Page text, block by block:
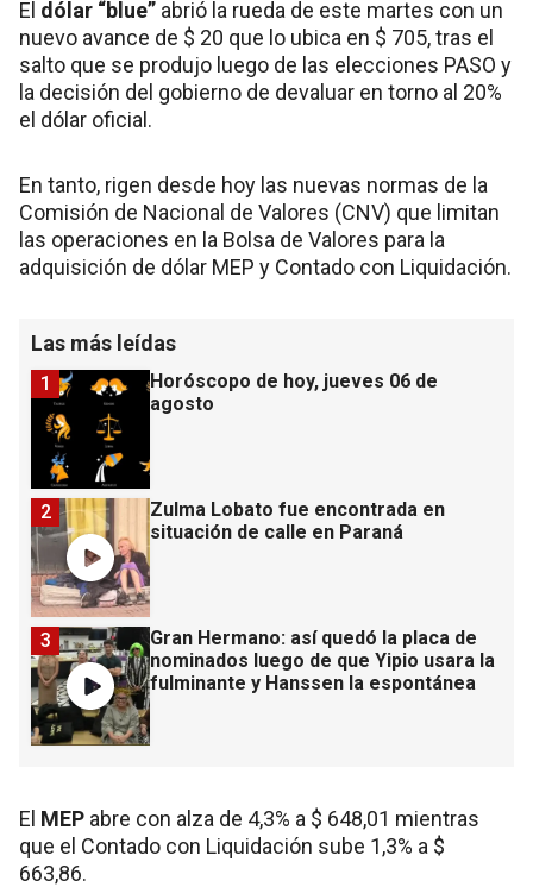
El dólar “blue” abrió la rueda de este martes con un
nuevo avance de $ 20 que lo ubica en $ 705, tras el
salto que se produjo luego de las elecciones PASO y
la decisión del gobierno de devaluar en torno al 20%
el dólar oficial.
En tanto, rigen desde hoy las nuevas normas de la
Comisión de Nacional de Valores (CNV) que limitan
las operaciones en la Bolsa de Valores para la
adquisición de dólar MEP y Contado con Liquidación.
Las más leídas
Horóscopo de hoy, jueves 06 de
agosto
1
Zulma Lobato fue encontrada en
situación de calle en Paraná
2
Gran Hermano: así quedó la placa de
nominados luego de que Yipio usara la
fulminante y Hanssen la espontánea
3
El MEP abre con alza de 4,3% a $ 648,01 mientras
que el Contado con Liquidación sube 1,3% a $
663,86.